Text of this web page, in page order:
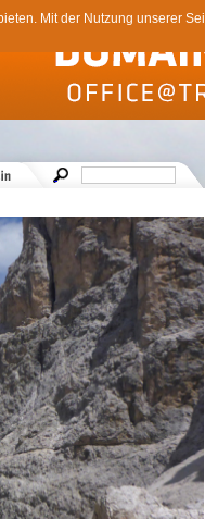
Mit der Nutzung unserer